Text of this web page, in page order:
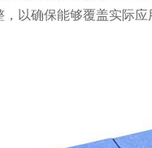
以确保能够覆盖实际应